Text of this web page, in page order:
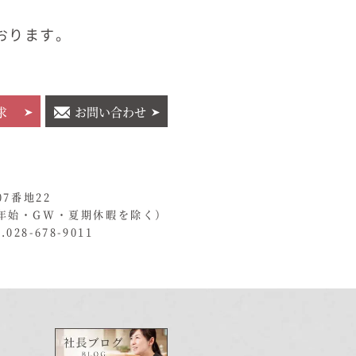
ます。
お問い合わせ
番地22
始・GW・夏期休暇を除く）
678-9011